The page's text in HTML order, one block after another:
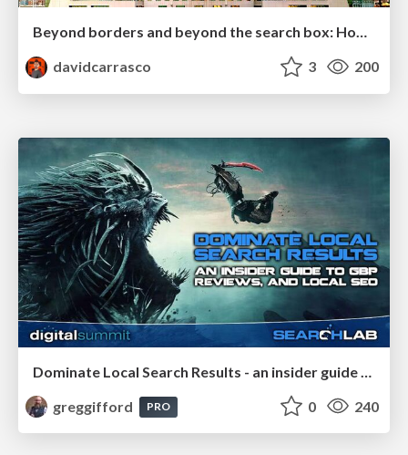
Beyond borders and beyond the search box: How to win the global "messy middle" with AI-driven SEO
davidcarrasco
3 200
greggifford
PRO 0 240